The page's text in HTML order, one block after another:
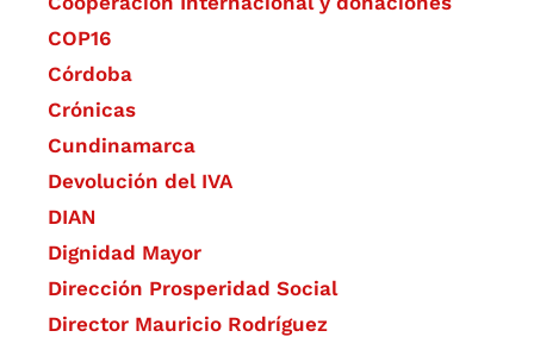
COP16
Córdoba
Crónicas
Cundinamarca
Devolución del IVA
DIAN
Dignidad Mayor
Dirección Prosperidad Social
Director Mauricio Rodríguez